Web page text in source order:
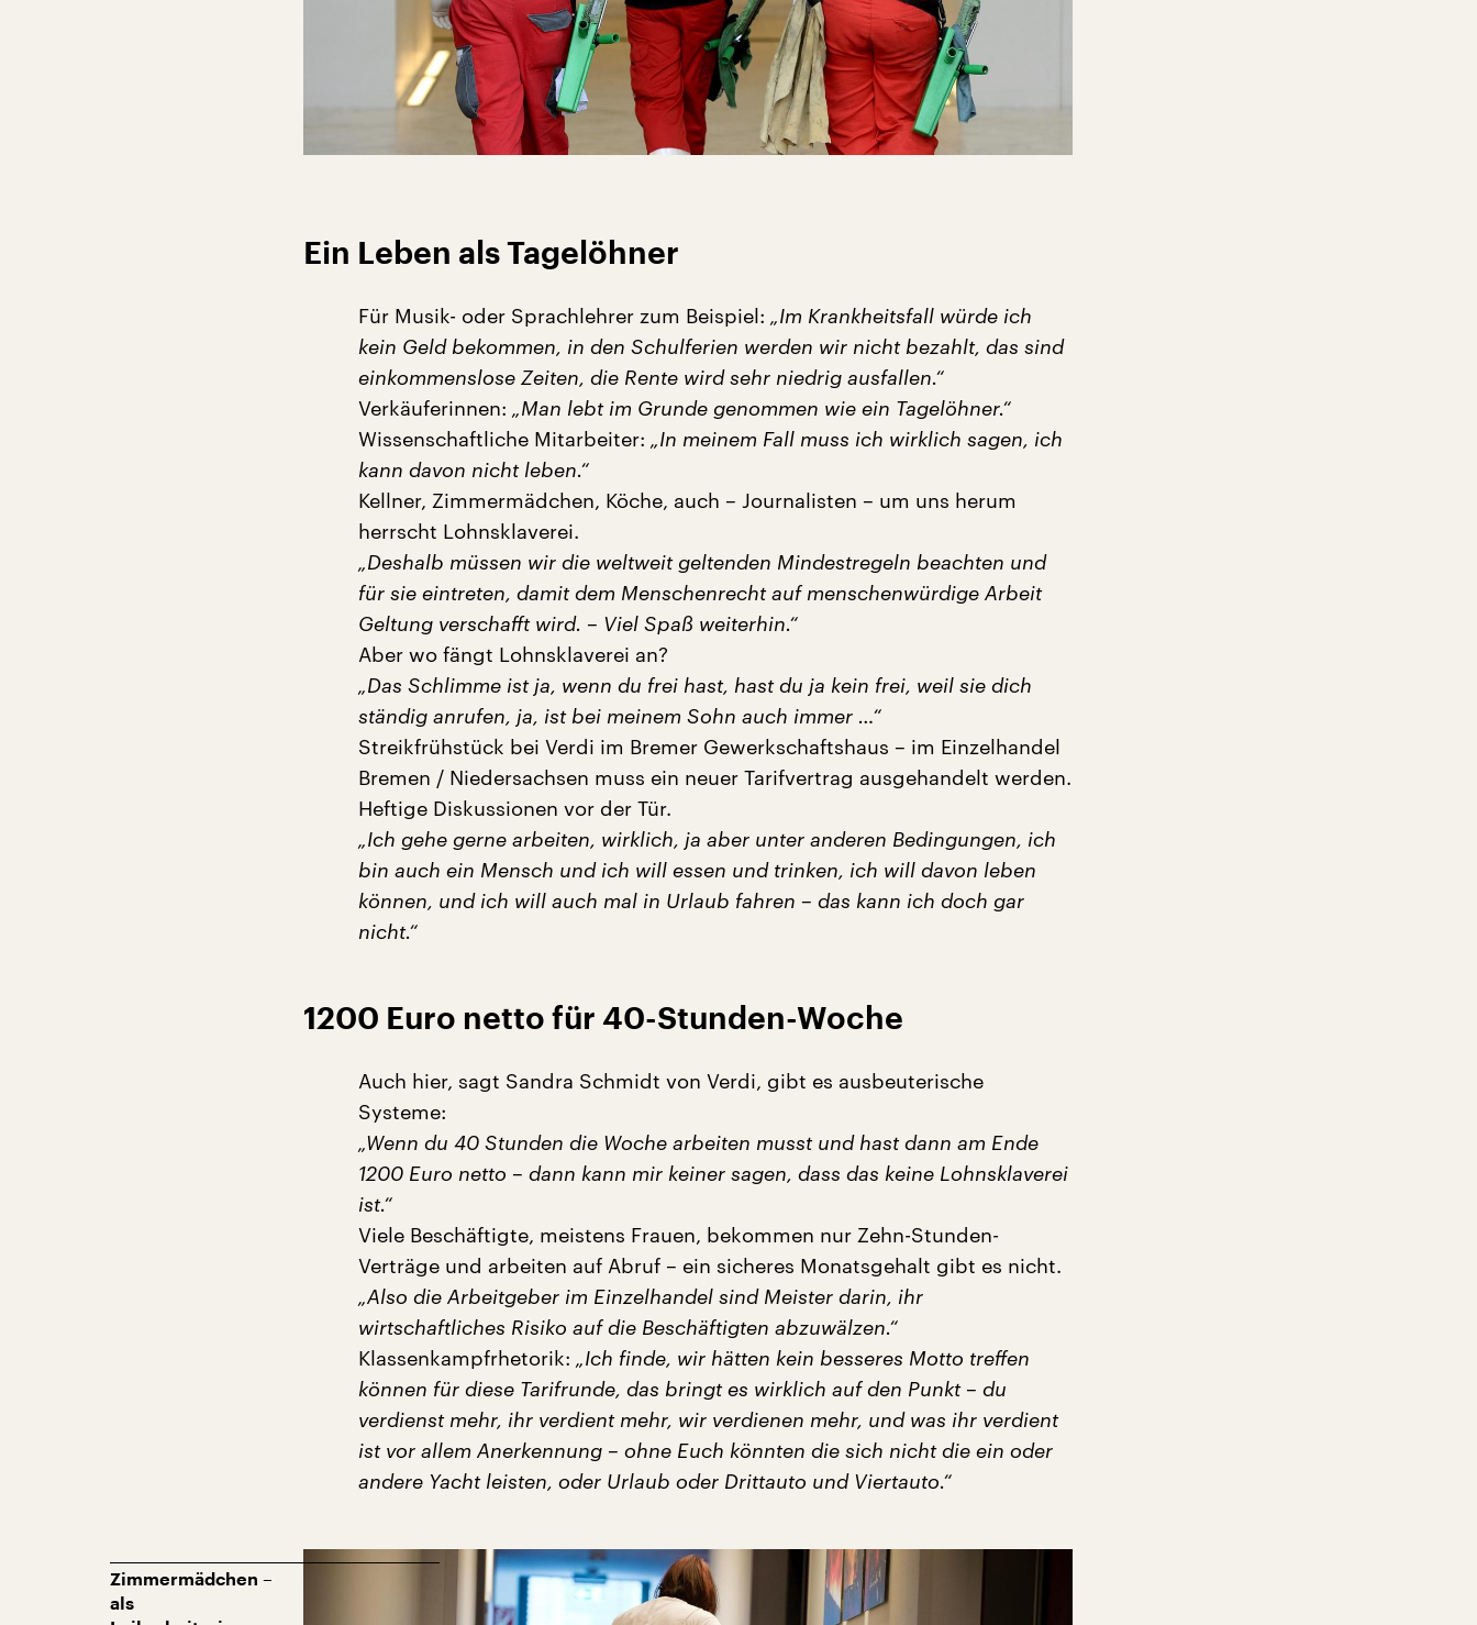
Ein Leben als Tagelöhner
Für Musik- oder Sprachlehrer zum Beispiel: „Im Krankheitsfall würde ich
kein Geld bekommen, in den Schulferien werden wir nicht bezahlt, das sind
einkommenslose Zeiten, die Rente wird sehr niedrig ausfallen.“
Verkäuferinnen: „Man lebt im Grunde genommen wie ein Tagelöhner.“
Wissenschaftliche Mitarbeiter: „In meinem Fall muss ich wirklich sagen, ich
kann davon nicht leben.“
Kellner, Zimmermädchen, Köche, auch – Journalisten – um uns herum
herrscht Lohnsklaverei.
„Deshalb müssen wir die weltweit geltenden Mindestregeln beachten und
für sie eintreten, damit dem Menschenrecht auf menschenwürdige Arbeit
Geltung verschafft wird. – Viel Spaß weiterhin.“
Aber wo fängt Lohnsklaverei an?
„Das Schlimme ist ja, wenn du frei hast, hast du ja kein frei, weil sie dich
ständig anrufen, ja, ist bei meinem Sohn auch immer …“
Streikfrühstück bei Verdi im Bremer Gewerkschaftshaus – im Einzelhandel
Bremen / Niedersachsen muss ein neuer Tarifvertrag ausgehandelt werden.
Heftige Diskussionen vor der Tür.
„Ich gehe gerne arbeiten, wirklich, ja aber unter anderen Bedingungen, ich
bin auch ein Mensch und ich will essen und trinken, ich will davon leben
können, und ich will auch mal in Urlaub fahren – das kann ich doch gar
nicht.“
1200 Euro netto für 40-Stunden-Woche
Auch hier, sagt Sandra Schmidt von Verdi, gibt es ausbeuterische
Systeme:
„Wenn du 40 Stunden die Woche arbeiten musst und hast dann am Ende
1200 Euro netto – dann kann mir keiner sagen, dass das keine Lohnsklaverei
ist.“
Viele Beschäftigte, meistens Frauen, bekommen nur Zehn-Stunden-
Verträge und arbeiten auf Abruf – ein sicheres Monatsgehalt gibt es nicht.
„Also die Arbeitgeber im Einzelhandel sind Meister darin, ihr
wirtschaftliches Risiko auf die Beschäftigten abzuwälzen.“
Klassenkampfrhetorik: „Ich finde, wir hätten kein besseres Motto treffen
können für diese Tarifrunde, das bringt es wirklich auf den Punkt – du
verdienst mehr, ihr verdient mehr, wir verdienen mehr, und was ihr verdient
ist vor allem Anerkennung – ohne Euch könnten die sich nicht die ein oder
andere Yacht leisten, oder Urlaub oder Drittauto und Viertauto.“
Zimmermädchen –
als